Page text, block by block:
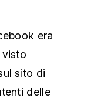
era
visto
sito di
delle